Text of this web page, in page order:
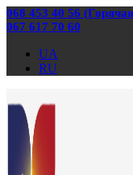
068 453 40 56
067 617 70 60
UA
RU